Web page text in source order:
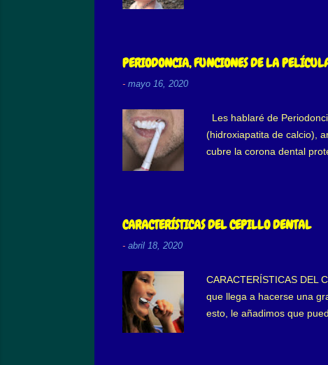
s
inflamación. Tiene mayor
papilas, también se
PERIODONCIA, FUNCIONES DE LA
- mayo 16, 2020
Les hablaré de
(hidroxiapatita de calcio),
cubre la corona dental
de grosor, no posee
superficie que los
CARACTERÍSTICAS DEL CEPILLO DENTAL
- abril 18, 2020
CARACTERÍSTICAS DEL
que llega a hacerse una
esto, le añadimos que
de cepillo uso?